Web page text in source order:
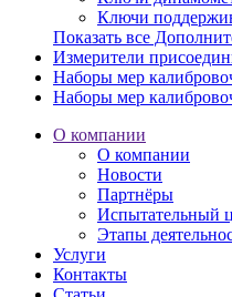
Ключи
Показать все
Измерители
Наборы мер
Наборы мер
О компании
О компании
Новости
Партнёры
Испытательный
Этапы
Услуги
Контакты